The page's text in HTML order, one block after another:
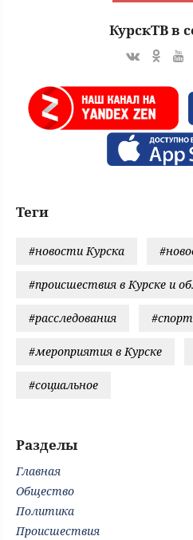
КурскТВ в
Теги
#новости Курска
#происшествия в Курске и
#расследования #спорт
#мероприятия в Курске
#социальное
Разделы
Главная
Общество
Политика
Происшествия